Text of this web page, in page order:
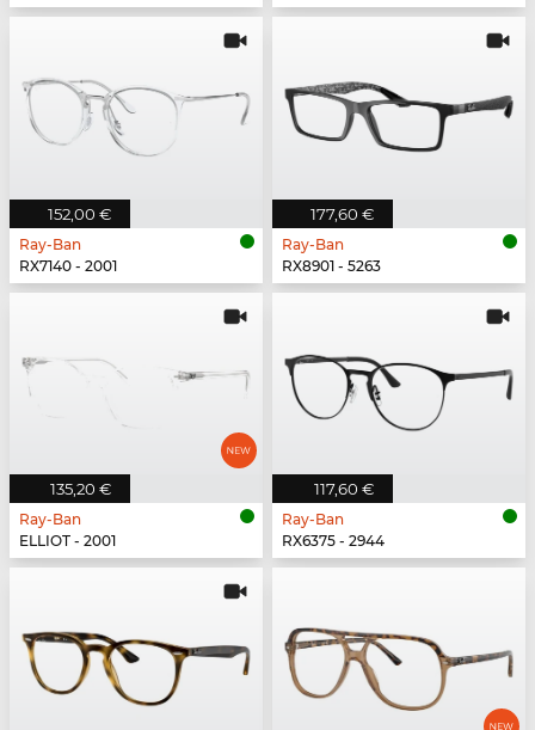
152,00 €
Ray-Ban
RX7140 - 2001
177,60 €
Ray-Ban
RX8901 - 5263
135,20 €
Ray-Ban
ELLIOT - 2001
117,60 €
Ray-Ban
RX6375 - 2944